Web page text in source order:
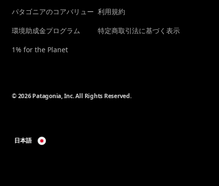
パタゴニアのコアバリュー
環境助成金プログラム
1% for the Planet
利用規約
特定商取引法に基づく表示
© 2026 Patagonia, Inc. All Rights Reserved.
日本語